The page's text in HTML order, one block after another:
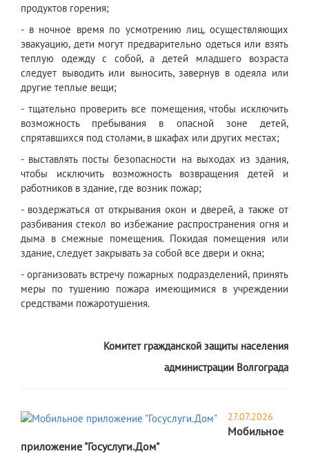
продуктов горения;
- в ночное время по усмотрению лиц, осуществляющих
эвакуацию, дети могут предварительно одеться или взять
теплую одежду с собой, а детей младшего возраста
следует выводить или выносить, завернув в одеяла или
другие теплые вещи;
- тщательно проверить все помещения, чтобы исключить
возможность пребывания в опасной зоне детей,
спрятавшихся под столами, в шкафах или других местах;
- выставлять посты безопасности на выходах из здания,
чтобы исключить возможность возвращения детей и
работников в здание, где возник пожар;
- воздержаться от открывания окон и дверей, а также от
разбивания стекол во избежание распространения огня и
дыма в смежные помещения. Покидая помещения или
здание, следует закрывать за собой все двери и окна;
- организовать встречу пожарных подразделений, принять
меры по тушению пожара имеющимися в учреждении
средствами пожаротушения.
Комитет гражданской защиты населения
администрации Волгограда
27.07.2026
Мобильное
приложение "Госуслуги.Дом"